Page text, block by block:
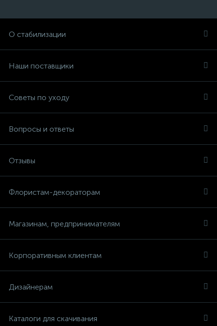
О стабилизации
Наши поставщики
Советы по уходу
Вопросы и ответы
Отзывы
Флористам-декораторам
Магазинам, предпринимателям
Корпоративным клиентам
Дизайнерам
Каталоги для скачивания